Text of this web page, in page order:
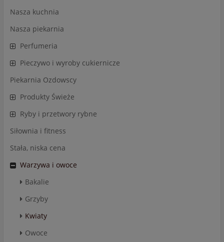
Nasza kuchnia
Nasza piekarnia
Perfumeria
Pieczywo i wyroby cukiernicze
Piekarnia Ozdowscy
Produkty Świeże
Ryby i przetwory rybne
Siłownia i fitness
Stała, niska cena
Warzywa i owoce
Bakalie
Grzyby
Kwiaty
Owoce